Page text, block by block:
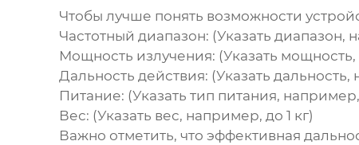
Чтобы лучше понять возможности
Частотный диапазон: (Указать диапазон,
Мощность излучения: (Указать
Дальность действия: (Указать
Питание: (Указать тип питания,
Вес: (Указать вес, например, до 1 кг)
Важно отметить, что эффективная